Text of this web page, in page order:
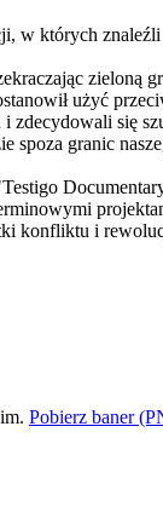
w których
zieloną
użyć
się
spoza granic
konfliktu i
Pobierz baner